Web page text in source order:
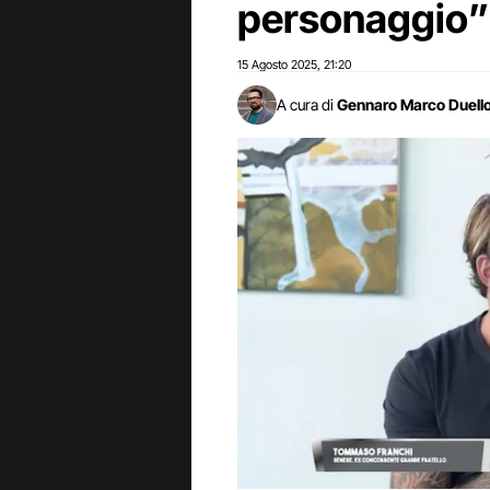
personaggio”
15 Agosto 2025 21:20
A cura di Gennaro Marco